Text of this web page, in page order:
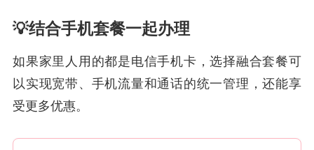
💡结合手机套餐一起办理
如果家里人用的都是电信手机卡，选择融合套餐可
以实现宽带、手机流量和通话的统一管理，还能享
受更多优惠。